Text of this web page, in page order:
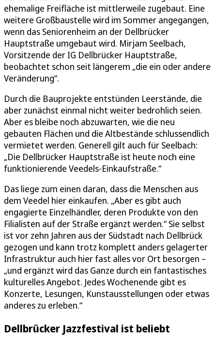
ehemalige Freifläche ist mittlerweile zugebaut. Eine
weitere Großbaustelle wird im Sommer angegangen,
wenn das Seniorenheim an der Dellbrücker
Hauptstraße umgebaut wird. Mirjam Seelbach,
Vorsitzende der IG Dellbrücker Hauptstraße,
beobachtet schon seit längerem „die ein oder andere
Veränderung“.
Durch die Bauprojekte entstünden Leerstände, die
aber zunächst einmal nicht weiter bedrohlich seien.
Aber es bleibe noch abzuwarten, wie die neu
gebauten Flächen und die Altbestände schlussendlich
vermietet werden. Generell gilt auch für Seelbach:
„Die Dellbrücker Hauptstraße ist heute noch eine
funktionierende Veedels-Einkaufstraße.“
Das liege zum einen daran, dass die Menschen aus
dem Veedel hier einkaufen. „Aber es gibt auch
engagierte Einzelhändler, deren Produkte von den
Filialisten auf der Straße ergänzt werden.“ Sie selbst
ist vor zehn Jahren aus der Südstadt nach Dellbrück
gezogen und kann trotz komplett anders gelagerter
Infrastruktur auch hier fast alles vor Ort besorgen –
„und ergänzt wird das Ganze durch ein fantastisches
kulturelles Angebot. Jedes Wochenende gibt es
Konzerte, Lesungen, Kunstausstellungen oder etwas
anderes zu erleben.“
Dellbrücker Jazzfestival ist beliebt